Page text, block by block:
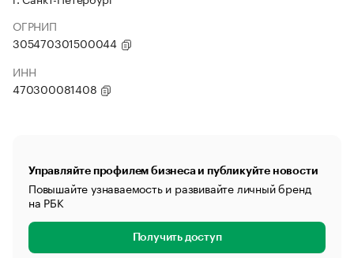
ОГРНИП
305470301500044
ИНН
470300081408
Управляйте профилем бизнеса и публикуйте новости
Повышайте узнаваемость и развивайте личный бренд
на РБК
Получить доступ